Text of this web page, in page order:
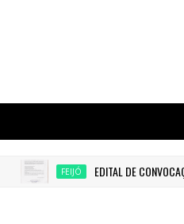
FEIJÓ EDITAL DE CONVOCAÇÃO FEC